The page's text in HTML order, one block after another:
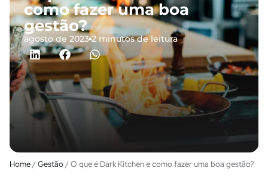
como fazer uma boa
gestão?
agosto de 2023 2 minutos de leitura
Home/Gestão/O que é Dark Kitchen e como fazer uma boa gestão?